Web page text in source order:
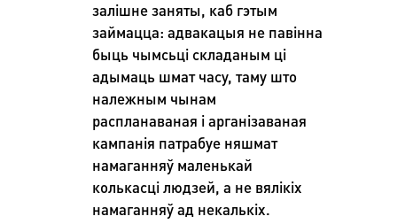
залішне заняты, каб гэтым
займацца: адвакацыя не павінна
быць чымсьці складаным ці
адымаць шмат часу, таму што
належным чынам
распланаваная і арганізаваная
кампанія патрабуе няшмат
намаганняў маленькай
колькасці людзей, а не вялікіх
намаганняў ад некалькіх.